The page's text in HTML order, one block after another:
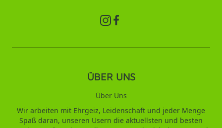
ÜBER UNS
Über Uns
Wir arbeiten mit Ehrgeiz, Leidenschaft und jeder Menge
Spaß daran, unseren Usern die aktuellsten und besten